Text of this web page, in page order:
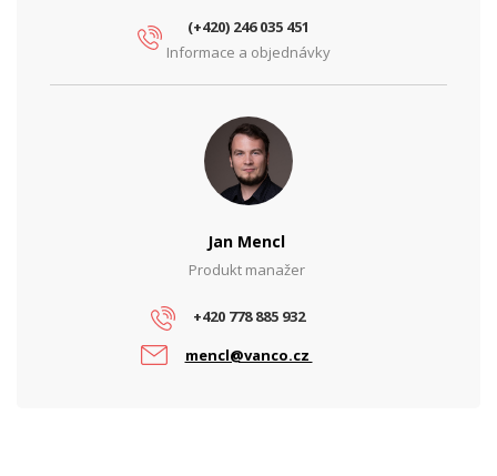
(+420) 246 035 451
Informace a objednávky
Jan Mencl
Produkt manažer
+420 778 885 932
mencl@vanco.cz